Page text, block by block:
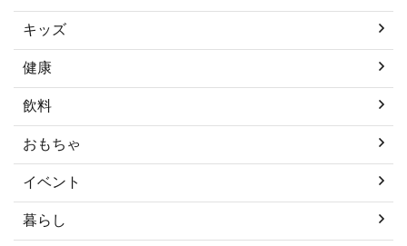
キッズ
健康
飲料
おもちゃ
イベント
暮らし